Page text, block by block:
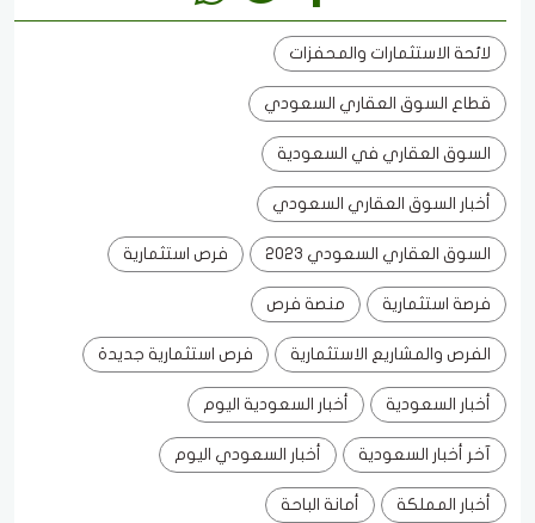
لائحة الاستثمارات والمحفزات
قطاع السوق العقاري السعودي
السوق العقاري في السعودية
أخبار السوق العقاري السعودي
السوق العقاري السعودي 2023 فرص استثمارية
فرصة استثمارية منصة فرص
الفرص والمشاريع الاستثمارية فرص استثمارية جديدة
أخبار السعودية أخبار السعودية اليوم
آخر أخبار السعودية أخبار السعودي اليوم
أخبار المملكة أمانة الباحة